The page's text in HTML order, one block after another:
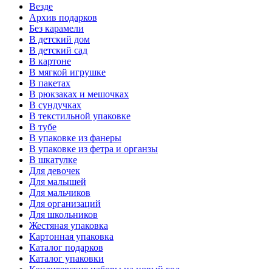
Везде
Архив подарков
Без карамели
В детский дом
В детский сад
В картоне
В мягкой игрушке
В пакетах
В рюкзаках и мешочках
В сундучках
В текстильной упаковке
В тубе
В упаковке из фанеры
В упаковке из фетра и органзы
В шкатулке
Для девочек
Для малышей
Для мальчиков
Для организаций
Для школьников
Жестяная упаковка
Картонная упаковка
Каталог подарков
Каталог упаковки